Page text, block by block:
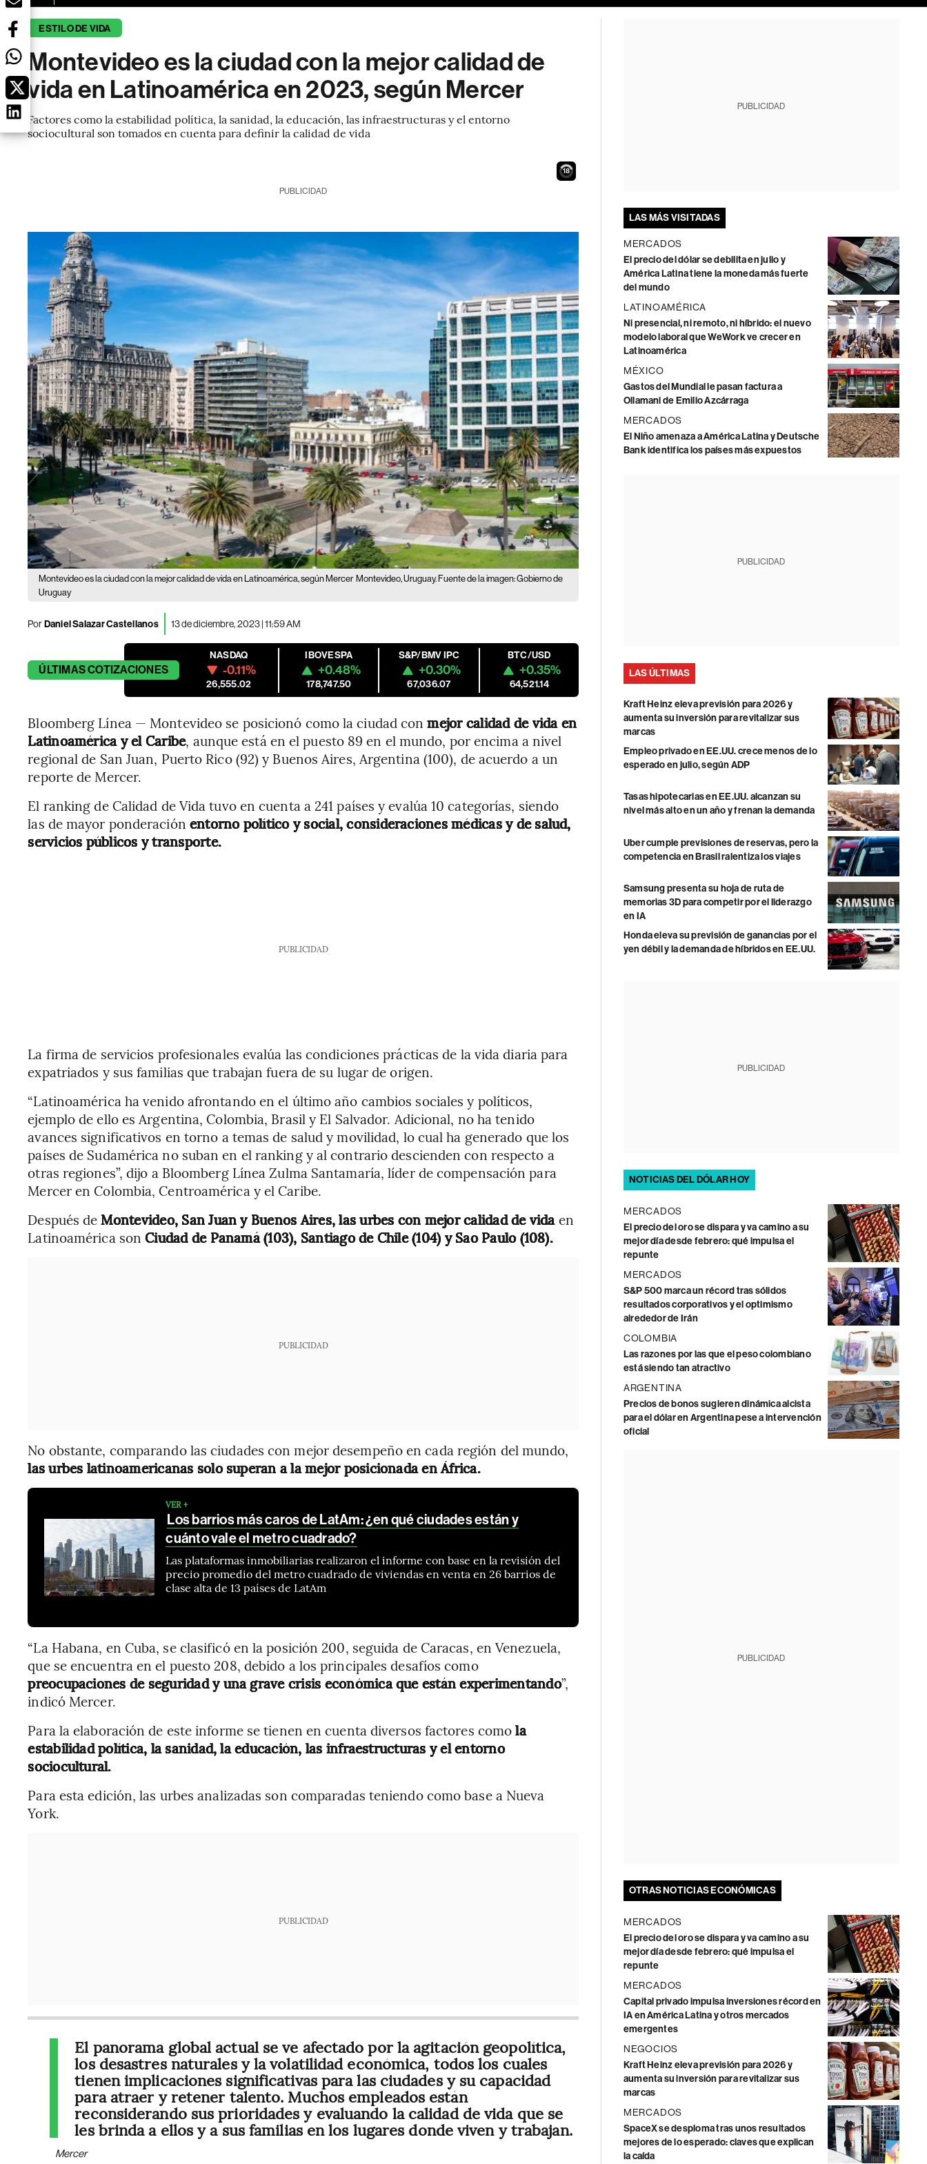
ESTILO DE VIDA
Montevideo es la ciudad con la mejor calidad de
vida en Latinoamérica en 2023, según Mercer
Factores como la estabilidad política, la sanidad, la educación, las infraestructuras y el entorno
sociocultural son tomados en cuenta para definir la calidad de vida
17
PUBLICIDAD
Montevideo es la ciudad con la mejor calidad de vida en Latinoamérica, según Mercer Montevideo, Uruguay. Fuente de la imagen: Gobierno de
Uruguay
PorDaniel Salazar Castellanos 13 de diciembre, 2023 | 11:59 AM
ÚLTIMASCOTIZACIONES
NASDAQ
-0.11%
26,555.02
IBOVESPA
+0.48%
178,747.50
S&P/BMV IPC
+0.30%
67,036.07
BTC/USD
+0.35%
64,521.14
Bloomberg Línea — Montevideo se posicionó como la ciudad conmejor calidad de vida en
Latinoamérica y el Caribe, aunque está en el puesto 89 en el mundo, por encima a nivel
regional de San Juan, Puerto Rico (92) y Buenos Aires, Argentina (100), de acuerdo a un
reporte de Mercer.
El ranking de Calidad de Vida tuvo en cuenta a 241 países y evalúa 10 categorías, siendo
las de mayor ponderación entorno político y social, consideraciones médicas y de salud,
servicios públicos y transporte.
PUBLICIDAD
La firma de servicios profesionales evalúa las condiciones prácticas de la vida diaria para
expatriados y sus familias que trabajan fuera de su lugar de origen.
“Latinoamérica ha venido afrontando en el último año cambios sociales y políticos,
ejemplo de ello es Argentina, Colombia, Brasil y El Salvador. Adicional, no ha tenido
avances significativos en torno a temas de salud y movilidad, lo cual ha generado que los
países de Sudamérica no suban en el ranking y al contrario descienden con respecto a
otras regiones”, dijo a Bloomberg Línea Zulma Santamaría, líder de compensación para
Mercer en Colombia, Centroamérica y el Caribe.
Después deMontevideo, San Juan y Buenos Aires, las urbes con mejor calidad de vidaen
Latinoamérica sonCiudad de Panamá (103), Santiago de Chile (104) y Sao Paulo (108).
PUBLICIDAD
No obstante, comparando las ciudades con mejor desempeño en cada región del mundo,
las urbes latinoamericanas solo superan a la mejor posicionada en África.
VER +
Los barrios más caros de LatAm: ¿en qué ciudades están y
cuánto vale el metro cuadrado?
Las plataformas inmobiliarias realizaron el informe con base en la revisión del
precio promedio del metro cuadrado de viviendas en venta en 26 barrios de
clase alta de 13 países de LatAm
“La Habana, en Cuba, se clasificó en la posición 200, seguida de Caracas, en Venezuela,
que se encuentra en el puesto 208, debido a los principales desafíos como
preocupaciones de seguridad y una grave crisis económica que están experimentando”,
indicó Mercer.
Para la elaboración de este informe se tienen en cuenta diversos factores comola
estabilidad política, la sanidad, la educación, las infraestructuras y el entorno
sociocultural.
Para esta edición, las urbes analizadas son comparadas teniendo como base a Nueva
York.
PUBLICIDAD
El panorama global actual se ve afectado por la agitación geopolítica,
los desastres naturales y la volatilidad económica, todos los cuales
tienen implicaciones significativas para las ciudades y su capacidad
para atraer y retener talento. Muchos empleados están
reconsiderando sus prioridades y evaluando la calidad de vida que se
les brinda a ellos y a sus familias en los lugares donde viven y trabajan.
Mercer
PUBLICIDAD
LAS MÁS VISITADAS
MERCADOS
El precio del dólar se debilita en julio y
América Latina tiene la moneda más fuerte
del mundo
LATINOAMÉRICA
Ni presencial, ni remoto, ni híbrido: el nuevo
modelo laboral que WeWork ve crecer en
Latinoamérica
MÉXICO
Gastos del Mundial le pasan factura a
Ollamani de Emilio Azcárraga
MERCADOS
El Niño amenaza a América Latina y Deutsche
Bank identifica los países más expuestos
PUBLICIDAD
LAS ÚLTIMAS
Kraft Heinz eleva previsión para 2026 y
aumenta su inversión para revitalizar sus
marcas
Empleo privado en EE.UU. crece menos de lo
esperado en julio, según ADP
Tasas hipotecarias en EE.UU. alcanzan su
nivel más alto en un año y frenan la demanda
Uber cumple previsiones de reservas, pero la
competencia en Brasil ralentiza los viajes
Samsung presenta su hoja de ruta de
memorias 3D para competir por el liderazgo
en IA
Honda eleva su previsión de ganancias por el
yen débil y la demanda de híbridos en EE.UU.
PUBLICIDAD
NOTICIAS DEL DÓLAR HOY
MERCADOS
El precio del oro se dispara y va camino a su
mejor día desde febrero: qué impulsa el
repunte
MERCADOS
S&P 500 marca un récord tras sólidos
resultados corporativos y el optimismo
alrededor de Irán
COLOMBIA
Las razones por las que el peso colombiano
está siendo tan atractivo
ARGENTINA
Precios de bonos sugieren dinámica alcista
para el dólar en Argentina pese a intervención
oficial
PUBLICIDAD
OTRAS NOTICIAS ECONÓMICAS
MERCADOS
El precio del oro se dispara y va camino a su
mejor día desde febrero: qué impulsa el
repunte
MERCADOS
Capital privado impulsa inversiones récord en
IA en América Latina y otros mercados
emergentes
NEGOCIOS
Kraft Heinz eleva previsión para 2026 y
aumenta su inversión para revitalizar sus
marcas
MERCADOS
SpaceX se desploma tras unos resultados
mejores de lo esperado: claves que explican
la caída